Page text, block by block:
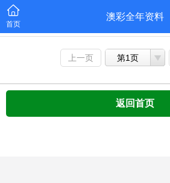
首页
澳彩全年资料
上一页 第1页
返回首页